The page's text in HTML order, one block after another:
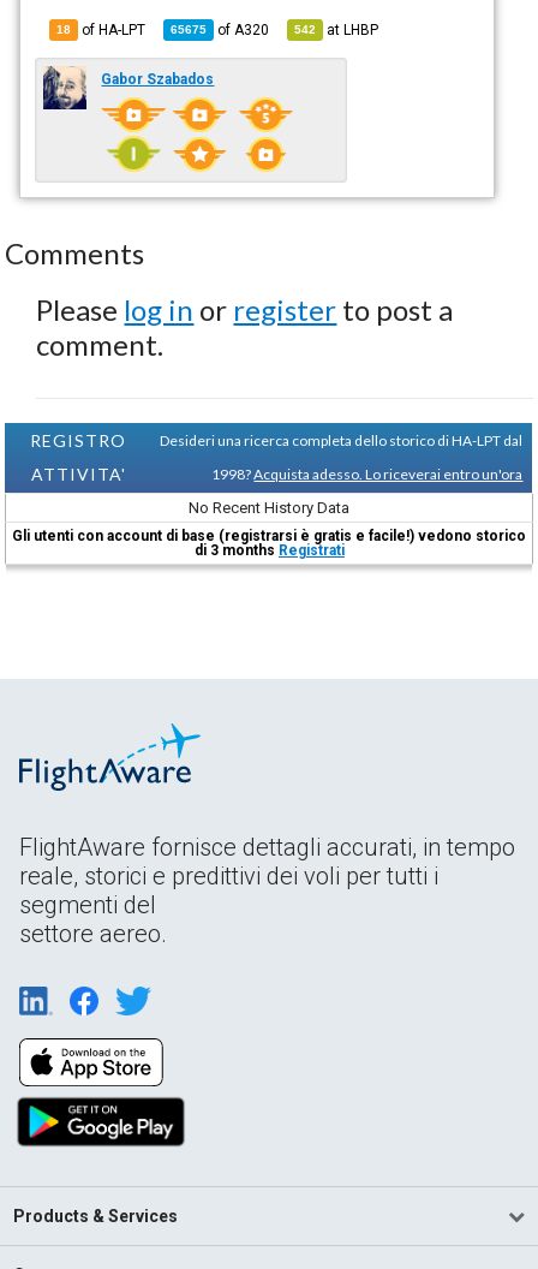
18 of HA-LPT 65675 of A320 542 atLHBP
Gabor Szabados
Comments
Please log in or register to post a
comment.
REGISTRO
ATTIVITA'
Desideri una ricerca completa dello storico di HA-LPT dal
1998?Acquista adesso. Lo riceverai entro un'ora
No Recent History Data
Gli utenti con account di base (registrarsi è gratis e facile!) vedono storico
di 3 months Registrati
FlightAware fornisce dettagli accurati, in tempo
reale, storici e predittivi dei voli per tutti i
segmenti del
settore aereo.
Products & Services